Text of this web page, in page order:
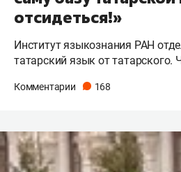
отсидеться!»
Институт языкознания РАН
татарский язык от татарского.
Комментарии 168